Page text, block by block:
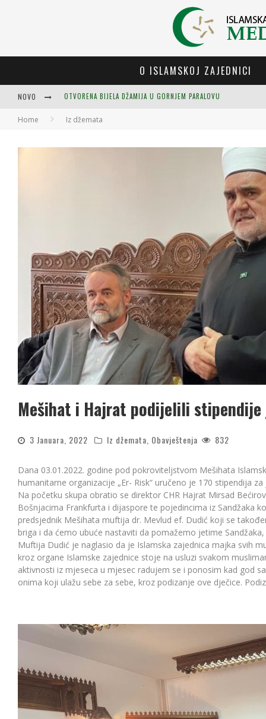
O ISLAMSKOJ ZAJEDNICI
NOVO
Home Iz džemata
Mešihat i Hajrat podijelili
3 Januara, 2022 Iz džemata Obavještenja 832
Dana 03.01.2022. godine pod pokroviteljstvom Mešihata
humanitarne organizacije „Er- Risk“ uručeno je 170 stipendija
Na početku skupa obratio se direktor CHR Hajrat Mirsad
Bošnjacima Frankfurta i dijaspore te pojedincima iz Sandžaka
predsjednik Mešihata muftija dr. Mevlud ef. Dudić koji se
briga i da ćemo ubuće nastaviti da pomažemo jetime
Muftija Dudić je naglasio da je Islamska zajednica majka svih
kroz organe Islamske zajednice stoje na usluzi svakom
aktivnosti iz mjeseca u mjesec radujem se i ponosim kad god
onima koji ulažu sebe za sebe, kroz podizanje ove dječice.